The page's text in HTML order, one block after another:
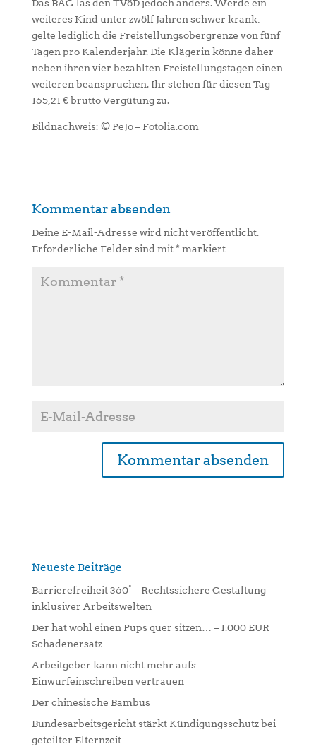
Das BAG las den TVöD jedoch anders. Werde ein
weiteres Kind unter zwölf Jahren schwer krank,
gelte lediglich die Freistellungsobergrenze von fünf
Tagen pro Kalenderjahr. Die Klägerin könne daher
neben ihren vier bezahlten Freistellungstagen einen
weiteren beanspruchen. Ihr stehen für diesen Tag
165,21 € brutto Vergütung zu.
Bildnachweis: © PeJo – Fotolia.com
Kommentar absenden
Deine E-Mail-Adresse wird nicht veröffentlicht.
Erforderliche Felder sind mit* markiert
n
v
e
:
Neueste Beiträge
Barrierefreiheit 360° – Rechtssichere Gestaltung
inklusiver Arbeitswelten
Der hat wohl einen Pups quer sitzen… – 1.000 EUR
Schadenersatz
Arbeitgeber kann nicht mehr aufs
Einwurfeinschreiben vertrauen
Der chinesische Bambus
Bundesarbeitsgericht stärkt Kündigungsschutz bei
geteilter Elternzeit